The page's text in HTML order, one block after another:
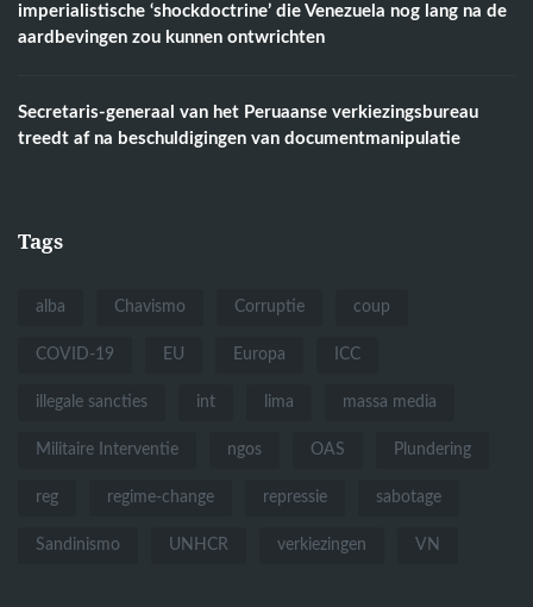
imperialistische ‘shockdoctrine’ die Venezuela nog lang na de
aardbevingen zou kunnen ontwrichten
Secretaris-generaal van het Peruaanse verkiezingsbureau
treedt af na beschuldigingen van documentmanipulatie
Tags
alba Chavismo Corruptie coup
COVID-19 EU Europa ICC
illegale sancties int lima massa media
Militaire Interventie ngos OAS Plundering
reg regime-change repressie sabotage
Sandinismo UNHCR verkiezingen VN